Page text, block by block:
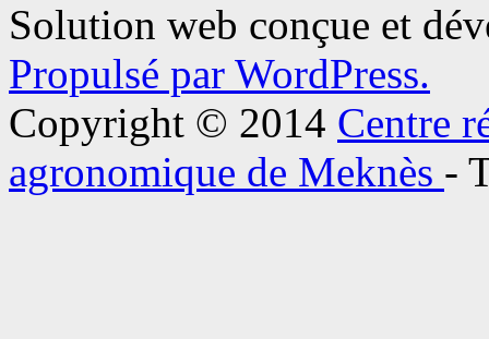
Solution web conçue et
Propulsé par WordPress.
Copyright © 2014 Centre
agronomique de Meknès -